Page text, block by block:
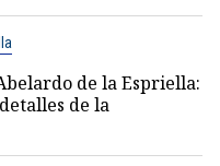
de la Espriella:
de la